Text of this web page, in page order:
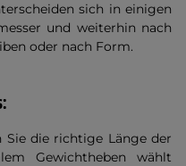
sich in einigen
und weiterhin nach
oder nach Form.
Sie die richtige Länge der
Gewichtheben wählt